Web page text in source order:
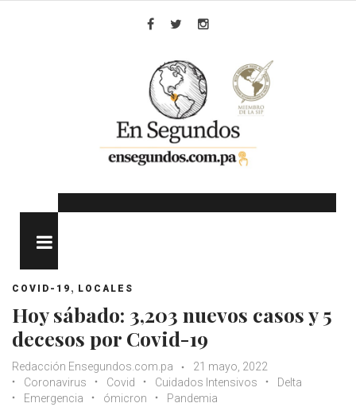
COVID-19 , LOCALES
Hoy sábado: 3,203 nuevos casos y 5
decesos por Covid-19
Redacción Ensegundos.com.pa
21 mayo, 2022
Coronavirus
Covid Cuidados Intensivos
Delta
Emergencia
ómicron Pandemia